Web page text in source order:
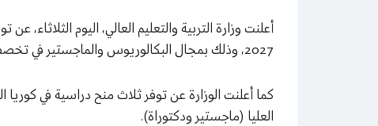
2027، وذلك بمجال البكالوريوس والماجستير في تخصصات مختلفة.
العليا (ماجستير ودكتوراة).